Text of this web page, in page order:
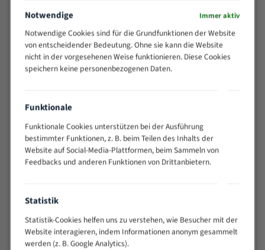
80 - 180
3/4
130 -
350
2/3
200 -
> 500
0,75/1,25
Vorteile:
Widerstandsfähig gegen Zahnbruch auch bei
schwierigen Werkstücken (Materialmischung,
wechselnde Verbindungslängen)
Sehr geringe Vibration
Notwendige Immer aktiv
Notwendige Cookies sind für die Grundfunktionen der Website
von entscheidender Bedeutung. Ohne sie kann die Website
nicht in der vorgesehenen Weise funktionieren. Diese Cookies
speichern keine personenbezogenen Daten.
Funktionale
Funktionale Cookies unterstützen bei der Ausführung
bestimmter Funktionen, z. B. beim Teilen des Inhalts der
Website auf Social-Media-Plattformen, beim Sammeln von
Feedbacks und anderen Funktionen von Drittanbietern.
Statistik
Statistik-Cookies helfen uns zu verstehen, wie Besucher mit der
Website interagieren, indem Informationen anonym gesammelt
werden (z. B. Google Analytics).